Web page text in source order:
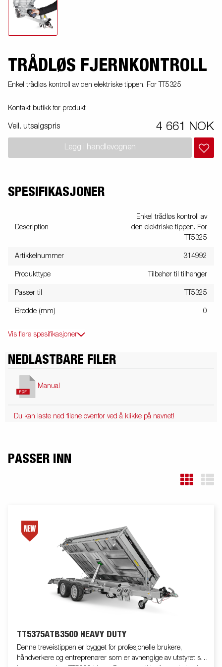
TRÅDLØS FJERNKONTROLL
Enkel trådløs kontroll av den elektriske tippen. For TT5325
Kontakt butikk for produkt
Veil. utsalgspris 4 661 NOK
Legg i handlevognen
SPESIFIKASJONER
Description
Enkel trådløs kontroll av
den elektriske tippen. For
TT5325
Artikkelnummer 314992
Produkttype Tilbehør til tilhenger
Passer til TT5325
Bredde (mm) 0
Vis flere spesifikasjoner
NEDLASTBARE FILER
Manual
Du kan laste ned filene ovenfor ved å klikke på navnet!
PASSER INN
TT5375ATB3500 HEAVY DUTY
Denne treveistippen er bygget for profesjonelle brukere,
håndverkere og entreprenører som er avhengige av utstyret sitt